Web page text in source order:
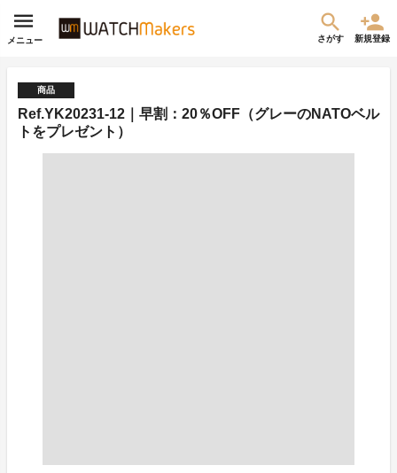
メニュー さがす 新規登録
商品
Ref.YK20231-12｜早割：20％OFF（グレーのNATOベル
トをプレゼント）